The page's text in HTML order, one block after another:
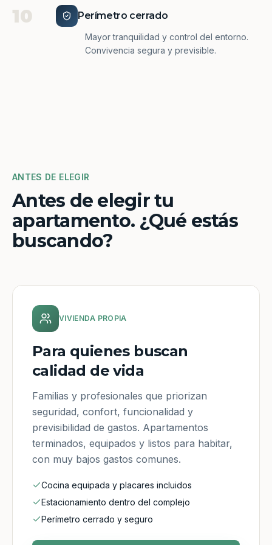
10 Perímetro cerrado
Mayor tranquilidad y control del entorno.
Convivencia segura y previsible.
ANTES DE ELEGIR
Antes de elegir tu
apartamento. ¿Qué estás
buscando?
VIVIENDA PROPIA
Para quienes buscan
calidad de vida
Familias y profesionales que priorizan
seguridad, confort, funcionalidad y
previsibilidad de gastos. Apartamentos
terminados, equipados y listos para habitar,
con muy bajos gastos comunes.
Cocina equipada y placares incluidos
Estacionamiento dentro del complejo
Perímetro cerrado y seguro